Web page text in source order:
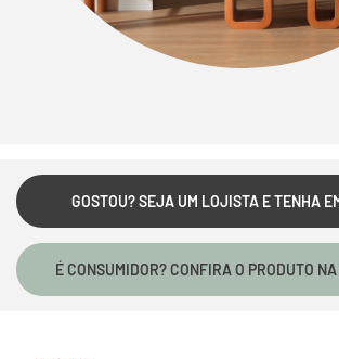
GOSTOU? SEJA UM LOJISTA E TENHA
É CONSUMIDOR? CONFIRA O PRODUTO